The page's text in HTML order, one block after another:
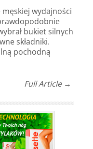
wydajności
bukiet silnych
składniki.
pochodną
Full Article →